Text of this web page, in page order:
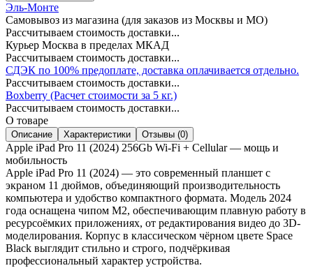
Эль-Монте
Самовывоз из магазина (для заказов из Москвы и МО)
Рассчитываем стоимость доставки...
Курьер Москва в пределах МКАД
Рассчитываем стоимость доставки...
СДЭК по 100% предоплате, доставка оплачивается отдельно.
Рассчитываем стоимость доставки...
Boxberry (Расчет стоимости за 5 кг.)
Рассчитываем стоимость доставки...
О товаре
Описание Характеристики Отзывы (0)
Apple iPad Pro 11 (2024) 256Gb Wi-Fi + Cellular — мощь и
мобильность
Apple iPad Pro 11 (2024) — это современный планшет с
экраном 11 дюймов, объединяющий производительность
компьютера и удобство компактного формата. Модель 2024
года оснащена чипом M2, обеспечивающим плавную работу в
ресурсоёмких приложениях, от редактирования видео до 3D-
моделирования. Корпус в классическом чёрном цвете Space
Black выглядит стильно и строго, подчёркивая
профессиональный характер устройства.